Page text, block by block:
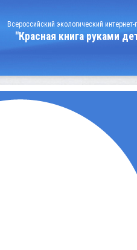
Всероссийский экологический интернет-
"Красная книга руками